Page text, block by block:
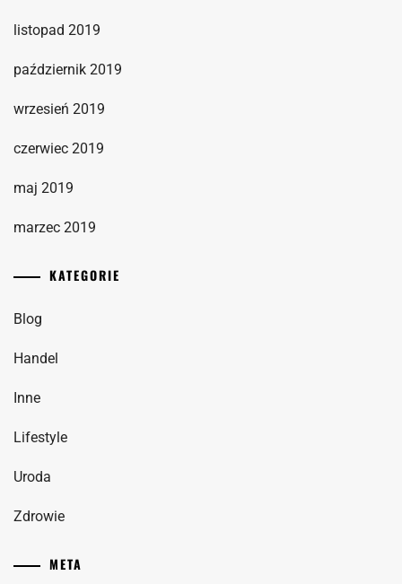
listopad 2019
październik 2019
wrzesień 2019
czerwiec 2019
maj 2019
marzec 2019
KATEGORIE
Blog
Handel
Inne
Lifestyle
Uroda
Zdrowie
META